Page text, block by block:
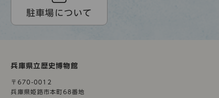
駐車場について
兵庫県立歴史博物館
〒670-0012
兵庫県姫路市本町68番地